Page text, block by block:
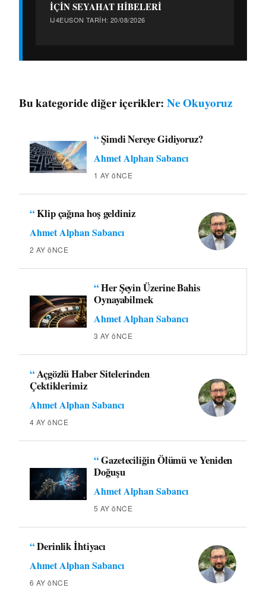
İÇİN SEYAHAT HİBELERİ
IJ4EUSON TARIH: 20/08/2026
Bu kategoride diğer içerikler:Ne Okuyoruz
“Şimdi Nereye Gidiyoruz?
Ahmet Alphan Sabancı
1 AY öNCE
“Klip çağına hoş geldiniz
Ahmet Alphan Sabancı
2 AY öNCE
“Her Şeyin Üzerine Bahis
Oynayabilmek
Ahmet Alphan Sabancı
3 AY öNCE
“Açgözlü Haber Sitelerinden
Çektiklerimiz
Ahmet Alphan Sabancı
4 AY öNCE
“Gazeteciliğin Ölümü ve Yeniden
Doğuşu
Ahmet Alphan Sabancı
5 AY öNCE
“Derinlik İhtiyacı
Ahmet Alphan Sabancı
6 AY öNCE